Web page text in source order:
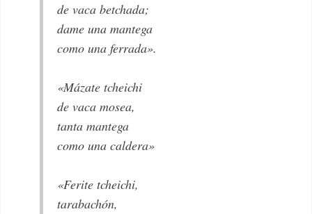
de vaca betchada;
dame una mantega
como una ferrada».
«Mázate tcheichi
de vaca mosea,
tanta mantega
como una caldera»
«Ferite tcheichi,
tarabachón,